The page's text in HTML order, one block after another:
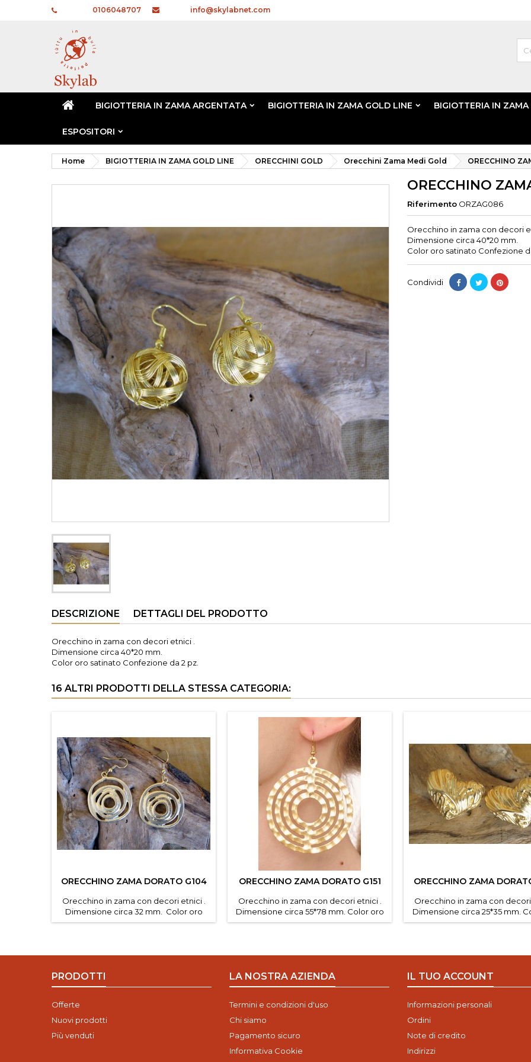
0106048707 info@skylabnet.com
BIGIOTTERIA IN ZAMA ARGENTATA BIGIOTTERIA IN ZAMA GOLD LINE BIGIOTTERIA IN ZAMA
ESPOSITORI
Home BIGIOTTERIA IN ZAMA GOLD LINE ORECCHINI GOLD Orecchini Zama Medi Gold ORECCHINO
ORECCHINO
Riferimento ORZAG086
Orecchino in zama con decori
Dimensione circa 40*20 mm.
Color oro satinato Confezione
Condividi
DESCRIZIONE DETTAGLI DEL PRODOTTO
Orecchino in zama con decori etnici .
Dimensione circa 40*20 mm.
Color oro satinato Confezione da 2 pz.
16 ALTRI PRODOTTI DELLA STESSA CATEGORIA:
ORECCHINO ZAMA DORATO G104
Orecchino in zama con decori etnici .
Dimensione circa 32 mm. Color oro
satinato Confezione da 1 pz.
ORECCHINO ZAMA DORATO G151
Orecchino in zama con decori etnici .
Dimensione circa 55*78 mm. Color oro
satinato Confezione da 2 paia.
ORECCHINO ZAMA
Orecchino in zama con
Dimensione circa 25*35 mm.
satinato Confezione da 2
PRODOTTI
Offerte
Nuovi prodotti
Più venduti
LA NOSTRA AZIENDA
Termini e condizioni d'uso
Chi siamo
Pagamento sicuro
Informativa Cookie
IL TUO ACCOUNT
Informazioni personali
Ordini
Note di credito
Indirizzi